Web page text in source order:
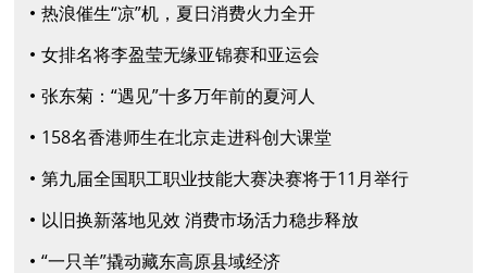
热浪催生“凉”机，夏日消费火力全开
女排名将李盈莹无缘亚锦赛和亚运会
张东菊：“遇见”十多万年前的夏河人
158名香港师生在北京走进科创大课堂
第九届全国职工职业技能大赛决赛将于11月举行
以旧换新落地见效 消费市场活力稳步释放
“一只羊”撬动藏东高原县域经济